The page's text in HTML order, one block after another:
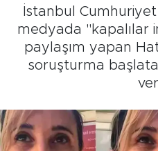
İstanbul Cumhuriyet
medyada "kapalılar
paylaşım yapan
soruşturma